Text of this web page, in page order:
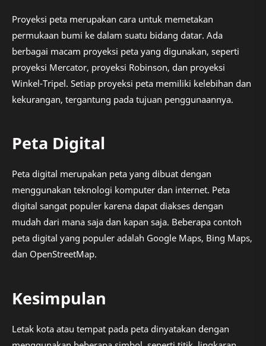
Proyeksi peta merupakan cara untuk memetakan
permukaan bumi ke dalam suatu bidang datar. Ada
berbagai macam proyeksi peta yang digunakan, seperti
proyeksi Mercator, proyeksi Robinson, dan proyeksi
Winkel-Tripel. Setiap proyeksi peta memiliki kelebihan dan
kekurangan, tergantung pada tujuan penggunaannya.
Peta Digital
Peta digital merupakan peta yang dibuat dengan
menggunakan teknologi komputer dan internet. Peta
digital sangat populer karena dapat diakses dengan
mudah dari mana saja dan kapan saja. Beberapa contoh
peta digital yang populer adalah Google Maps, Bing Maps,
dan OpenStreetMap.
Kesimpulan
Letak kota atau tempat pada peta dinyatakan dengan